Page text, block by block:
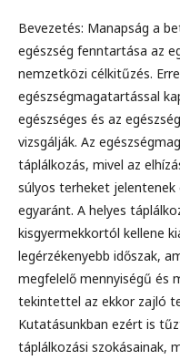
Bevezetés: Manapság a
egészség fenntartása az
nemzetközi célkitűzés.
egészségmagatartással
egészséges és az
vizsgálják. Az
táplálkozás, mivel az
súlyos terheket jelentenek
egyaránt. A helyes
kisgyermekkortól kellene
legérzékenyebb időszak,
megfelelő mennyiségű és
tekintettel az ekkor zajló
Kutatásunkban ezért is
táplálkozási szokásainak,